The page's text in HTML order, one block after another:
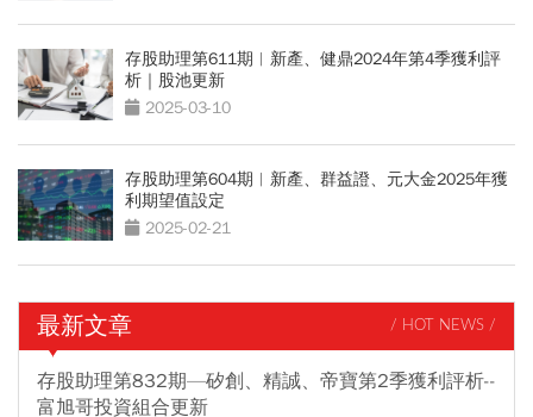
存股助理第611期︱新產、健鼎2024年第4季獲利評
析｜股池更新
2025-03-10
存股助理第604期︱新產、群益證、元大金2025年獲
利期望值設定
2025-02-21
最新文章 / HOT NEWS /
存股助理第832期—矽創、精誠、帝寶第2季獲利評析--
富旭哥投資組合更新